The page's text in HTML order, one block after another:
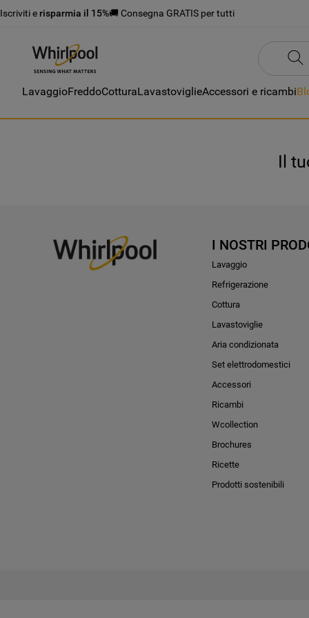
Iscriviti e risparmia il 15%🚚 Consegna GRATIS per tutti
LavaggioFreddoCotturaLavastoviglieAccessori e ricambi
Il
I NOSTRI
Lavaggio
Refrigerazione
Cottura
Lavastoviglie
Aria condizionata
Set elettrodomestici
Accessori
Ricambi
Wcollection
Brochures
Ricette
Prodotti sostenibili